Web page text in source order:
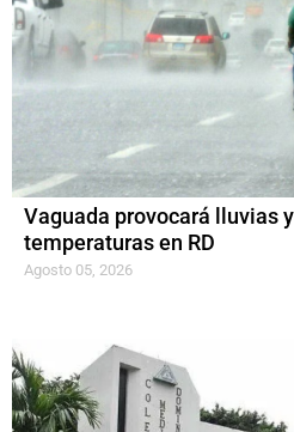
Vaguada provocará lluvias
temperaturas en RD
Agosto 05, 2026